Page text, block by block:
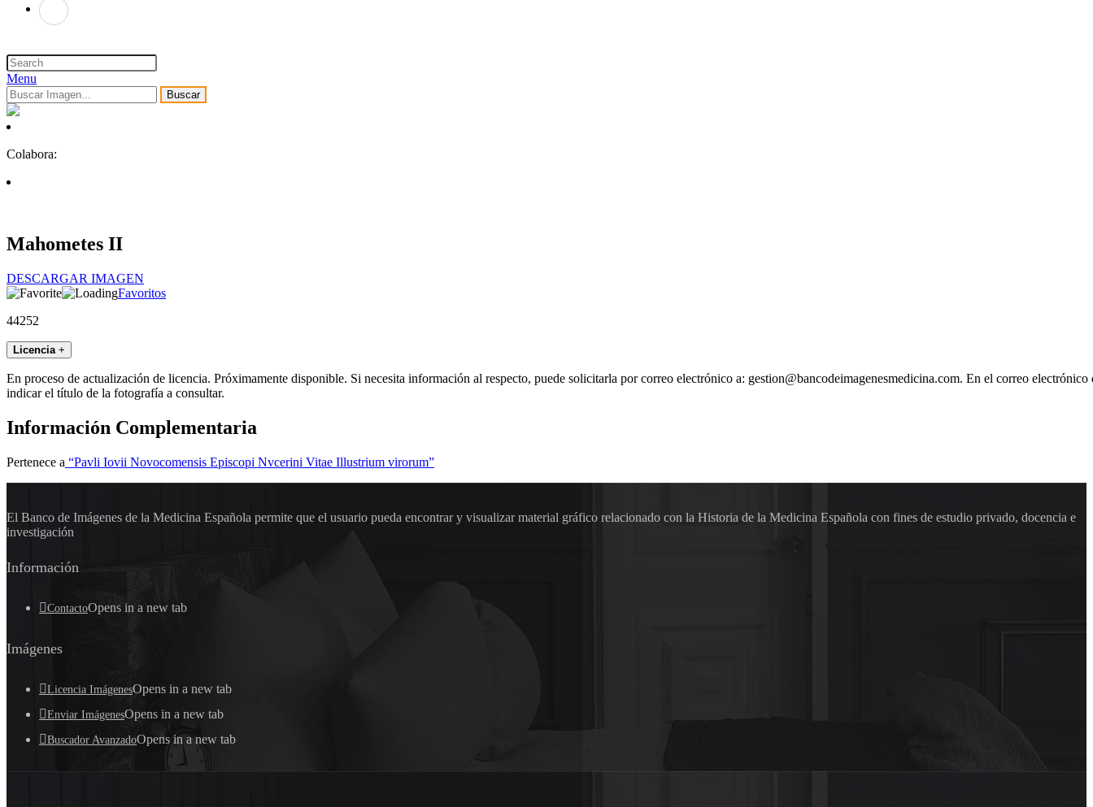
Menu
Buscar
Colabora:
Mahometes II
DESCARGAR IMAGEN
Favoritos
44252
Licencia +
En proceso de actualización de licencia. Próximamente disponible. Si necesita información al respecto, puede solicitarla por correo electrónico a: gestion@bancodeimagenesmedicina.com. En el correo electrónico
indicar el título de la fotografía a consultar.
Información Complementaria
Pertenece a “Pavli Iovii Novocomensis Episcopi Nvcerini Vitae Illustrium virorum”
El Banco de Imágenes de la Medicina Española permite que el usuario pueda encontrar y visualizar material gráfico relacionado con la Historia de la Medicina Española con fines de estudio privado, docencia e
investigación
Información
ContactoOpens in a new tab
Imágenes
Licencia ImágenesOpens in a new tab
Enviar ImágenesOpens in a new tab
Buscador AvanzadoOpens in a new tab